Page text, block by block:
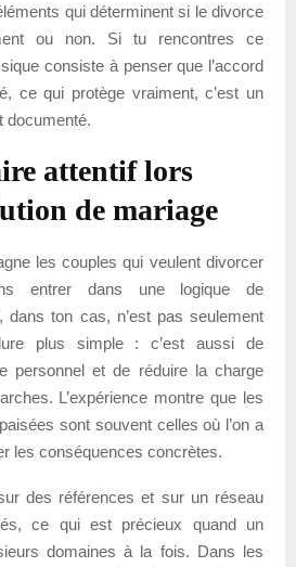
qui déterminent si le divorce
ou non. Si tu rencontres ce
consiste à penser que l’accord
ce qui protège vraiment, c’est un
documenté.
attentif lors
de mariage
les couples qui veulent divorcer
entrer dans une logique de
dans ton cas, n’est pas seulement
plus simple : c’est aussi de
personnel et de réduire la charge
L’expérience montre que les
sont souvent celles où l’on a
les conséquences concrètes.
sur des références et sur un réseau
ce qui est précieux quand un
domaines à la fois. Dans les